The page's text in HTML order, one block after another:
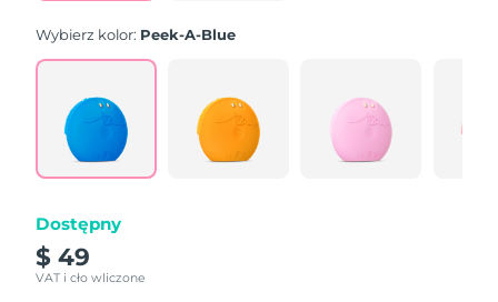
Wybierz kolor: Peek-A-Blue
Dostępny
$ 49
VAT i cło wliczone